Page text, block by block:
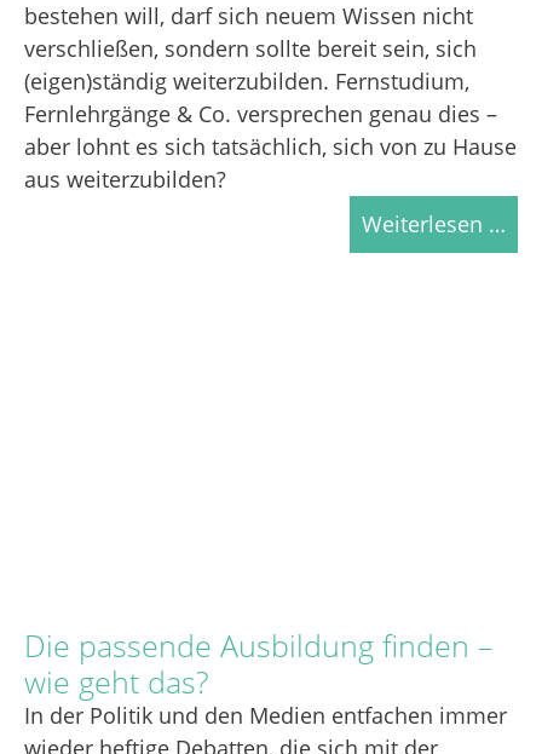
bestehen will, darf sich neuem Wissen nicht
verschließen, sondern sollte bereit sein, sich
(eigen)ständig weiterzubilden. Fernstudium,
Fernlehrgänge & Co. versprechen genau dies –
aber lohnt es sich tatsächlich, sich von zu Hause
aus weiterzubilden?
Weiterlesen …
Die passende Ausbildung finden –
wie geht das?
In der Politik und den Medien entfachen immer
wieder heftige Debatten, die sich mit der